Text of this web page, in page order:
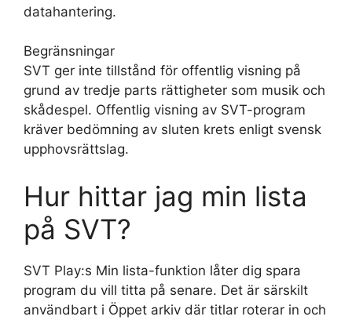
datahantering.
Begränsningar
SVT ger inte tillstånd för offentlig visning på
grund av tredje parts rättigheter som musik och
skådespel. Offentlig visning av SVT-program
kräver bedömning av sluten krets enligt svensk
upphovsrättslag.
Hur hittar jag min lista
på SVT?
SVT Play:s Min lista-funktion låter dig spara
program du vill titta på senare. Det är särskilt
användbart i Öppet arkiv där titlar roterar in och